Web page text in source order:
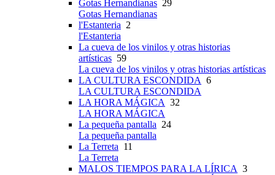
Gotas Hernandianas 29
Gotas Hernandianas
l'Estanteria 2
l'Estanteria
La cueva de los vinilos y otras historias
artísticas 59
La cueva de los vinilos y otras historias artísticas
LA CULTURA ESCONDIDA 6
LA CULTURA ESCONDIDA
LA HORA MÁGICA 32
LA HORA MÁGICA
La pequeña pantalla 24
La pequeña pantalla
La Terreta 11
La Terreta
MALOS TIEMPOS PARA LA LÍRICA 3